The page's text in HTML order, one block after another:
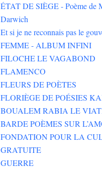
ÉTAT DE SIÈGE - Poème de
Darwich
Et si je ne reconnais pas le
FEMME - ALBUM INFINI
FILOCHE LE VAGABOND
FLAMENCO
FLEURS DE POÈTES
FLORIÈGE DE POÉSIES
BOUALEM RABIA LE
BARDE POÈMES SUR
FONDATION POUR LA
GRATUITE
GUERRE